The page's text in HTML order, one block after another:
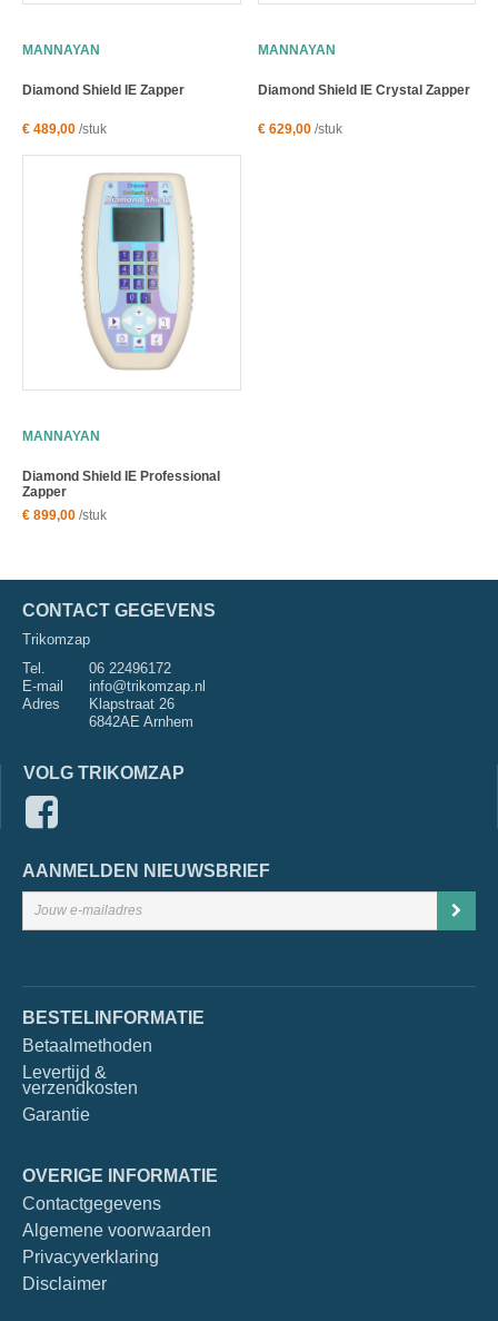
MANNAYAN
Diamond Shield IE Zapper
€ 489,00 /stuk
MANNAYAN
Diamond Shield IE Crystal Zapper
€ 629,00/stuk
MANNAYAN
Diamond Shield IE Professional
Zapper
€ 899,00 /stuk
CONTACT GEGEVENS
Trikomzap
Tel.
06 22496172
E-mail
info@trikomzap.nl
Adres
Klapstraat 26
6842AE Arnhem
VOLG TRIKOMZAP
AANMELDEN NIEUWSBRIEF
BESTELINFORMATIE
Betaalmethoden
Levertijd &
verzendkosten
Garantie
OVERIGE INFORMATIE
Contactgegevens
Algemene voorwaarden
Privacyverklaring
Disclaimer